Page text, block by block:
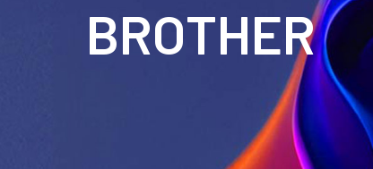
BROTHER